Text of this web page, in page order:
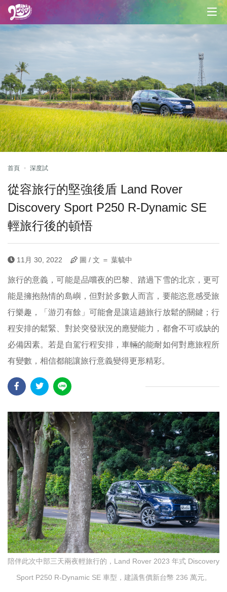
首頁 深度試
從容旅行的堅強後盾 Land Rover
Discovery Sport P250 R-Dynamic SE
輕旅行後的頓悟
11月 30, 2022 圖 / 文 ＝ 葉毓中
旅行的意義，可能是品嚐夜的巴黎、踏過下雪的北京，更可
能是擁抱熱情的島嶼，但對於多數人而言，要能恣意感受旅
行樂趣，「游刃有餘」可能會是讓這趟旅行放鬆的關鍵；行
程安排的鬆緊、對於突發狀況的應變能力，都會不可或缺的
必備因素。若是自駕行程安排，車輛的能耐如何對應旅程所
有變數，相信都能讓旅行意義變得更形精彩。
陪伴此次中部三天兩夜輕旅行的，Land Rover 2023 年式 Discovery
Sport P250 R-Dynamic SE 車型，建議售價新台幣 236 萬元。